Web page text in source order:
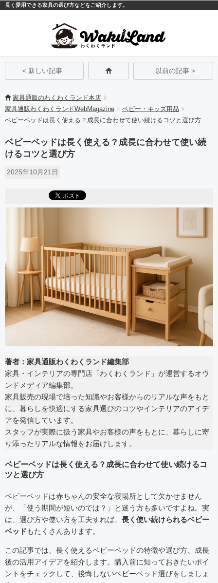
長く愛用できる家具の選び方などをご紹介します。
< 新しい記事 以前の記事 >
家具通販のわくわくランド本店
家具通販わくわくランドWebMagazine
ベビー・キッズ用品
ベビーベッドは長く使える？成長に合わせて使い続けるコツと選び方
ベビーベッドは長く使える？成長に合わせて使い続
けるコツと選び方
2025年10月21日
著者：家具通販わくわくランド編集部
家具・インテリアの専門店「わくわくランド」が運営するオウ
ンドメディア編集部。
家具販売の現場で培った知識やお客様からのリアルな声をもと
に、暮らしを快適にする家具選びのコツやインテリアのアイデ
アを発信しています。
スタッフが実際に扱う家具やお客様の声をもとに、暮らしに寄
り添ったリアルな情報をお届けします。
ベビーベッドは長く使える？成長に合わせて使い続けるコ
ツと選び方
ベビーベッドは赤ちゃんの安全な寝場所として欠かせません
が、「使う期間が短いのでは？」と迷う方も多いですよね。実
は、選び方や使い方を工夫すれば、 長く使い続けられるベビー
ベッド もたくさんあります。
この記事では、長く使えるベビーベッドの特徴や選び方、成長
後の活用アイデアを紹介します。購入前に知っておきたいポイ
ントをチェックして、後悔しないベビーベッド選びをしましょ
モバイルPC